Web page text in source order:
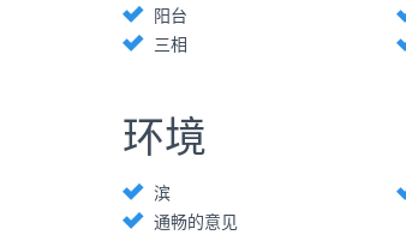
阳台
三相
环境
滨
通畅的意见